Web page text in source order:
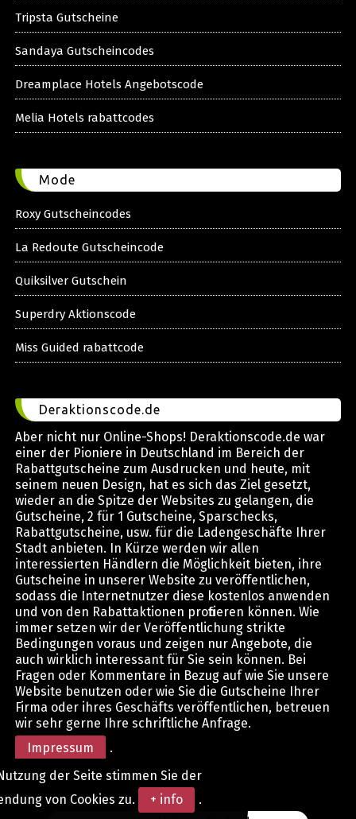
Tripsta Gutscheine
Sandaya Gutscheincodes
Dreamplace Hotels Angebotscode
Melia Hotels rabattcodes
Mode
Roxy Gutscheincodes
La Redoute Gutscheincode
Quiksilver Gutschein
Superdry Aktionscode
Miss Guided rabattcode
Deraktionscode.de
Aber nicht nur Online-Shops! Deraktionscode.de war
einer der Pioniere in Deutschland im Bereich der
Rabattgutscheine zum Ausdrucken und heute, mit
seinem neuen Design, hat es sich das Ziel gesetzt,
wieder an die Spitze der Websites zu gelangen, die
Gutscheine, 2 für 1 Gutscheine, Sparschecks,
Rabattgutscheine, usw. für die Ladengeschäfte Ihrer
Stadt anbieten. In Kürze werden wir allen
interessierten Händlern die Möglichkeit bieten, ihre
Gutscheine in unserer Website zu veröffentlichen,
sodass die Internetnutzer diese kostenlos anwenden
und von den Rabattaktionen profitieren können. Wie
immer setzen wir der Veröffentlichung strikte
Bedingungen voraus und zeigen nur Angebote, die
auch wirklich interessant für Sie sein können. Bei
Fragen oder Kommentare in Bezug auf wie Sie unsere
Website benutzen oder wie Sie die Gutscheine Ihrer
Firma oder ihres Geschäfts veröffentlichen, betreuen
wir sehr gerne Ihre schriftliche Anfrage.
Impressum
.
der Seite stimmen Sie der
von Cookies zu.
+ info .